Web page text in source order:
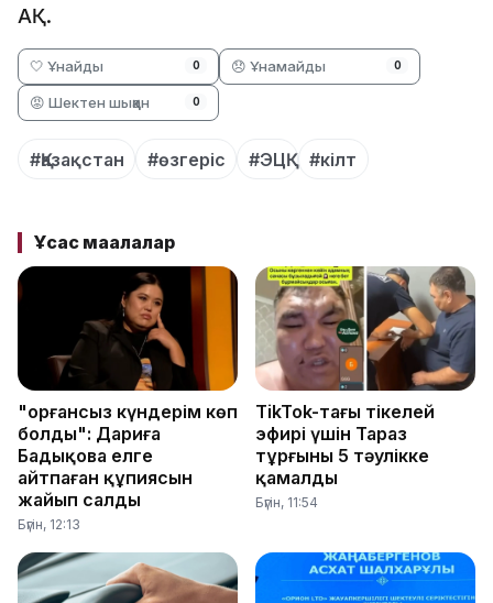
АҚ.
🤍 Ұнайды 0 😞 Ұнамайды 0
😡 Шектен шыққан 0
#Қазақстан #өзгеріс #ЭЦҚ #кілт
Ұқсас мақалалар
"Қорғансыз күндерім көп
болды": Дариға
Бадықова елге
айтпаған құпиясын
жайып салды
Бүгін, 12:13
TikTok-тағы тікелей
эфирі үшін Тараз
тұрғыны 5 тәулікке
қамалды
Бүгін, 11:54